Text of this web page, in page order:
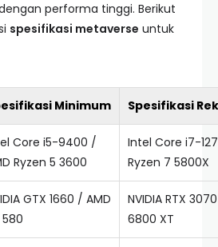
performa tinggi. Berikut
spesifikasi metaverse untuk
Minimum Spesifikasi
Core i5-9400 /
Ryzen 5 3600
Intel Core i7-
Ryzen 7 5800X
GTX 1660 / AMD
580
NVIDIA RTX
6800 XT